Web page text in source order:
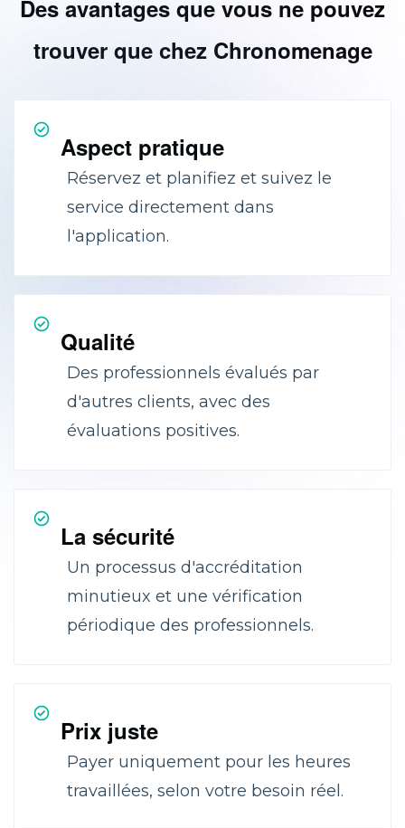
Des avantages que vous ne pouvez
trouver que chez Chronomenage
Aspect pratique
Réservez et planifiez et suivez le
service directement dans
l'application.
Qualité
Des professionnels évalués par
d'autres clients, avec des
évaluations positives.
La sécurité
Un processus d'accréditation
minutieux et une vérification
périodique des professionnels.
Prix juste
Payer uniquement pour les heures
travaillées, selon votre besoin réel.